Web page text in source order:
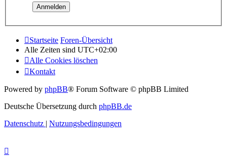
Startseite Foren-Übersicht
Alle Zeiten sind UTC+02:00
Alle Cookies löschen
Kontakt
Powered by phpBB® Forum Software © phpBB Limited
Deutsche Übersetzung durch phpBB.de
Datenschutz | Nutzungsbedingungen